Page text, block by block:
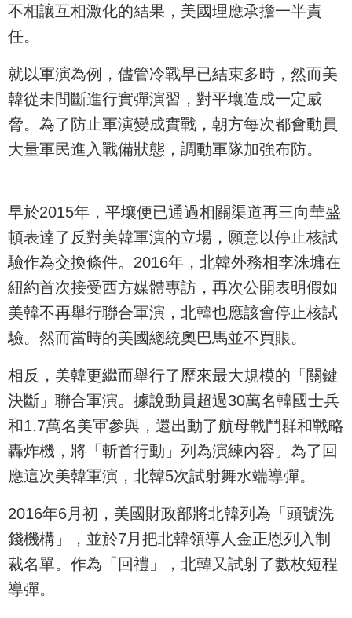
不相讓互相激化的結果，美國理應承擔一半責
任。
就以軍演為例，儘管冷戰早已結束多時，然而美
韓從未間斷進行實彈演習，對平壤造成一定威
脅。為了防止軍演變成實戰，朝方每次都會動員
大量軍民進入戰備狀態，調動軍隊加強布防。
早於2015年，平壤便已通過相關渠道再三向華盛
頓表達了反對美韓軍演的立場，願意以停止核試
驗作為交換條件。2016年，北韓外務相李洙墉在
紐約首次接受西方媒體專訪，再次公開表明假如
美韓不再舉行聯合軍演，北韓也應該會停止核試
驗。然而當時的美國總統奧巴馬並不買賬。
相反，美韓更繼而舉行了歷來最大規模的「關鍵
決斷」聯合軍演。據說動員超過30萬名韓國士兵
和1.7萬名美軍參與，還出動了航母戰鬥群和戰略
轟炸機，將「斬首行動」列為演練內容。為了回
應這次美韓軍演，北韓5次試射舞水端導彈。
2016年6月初，美國財政部將北韓列為「頭號洗
錢機構」，並於7月把北韓領導人金正恩列入制
裁名單。作為「回禮」，北韓又試射了數枚短程
導彈。